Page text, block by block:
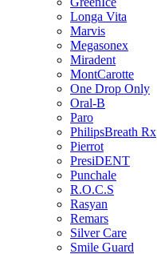
Longa Vita
Marvis
Megasonex
Miradent
MontCarotte
One Drop Only
Oral-B
Paro
PhilipsBreath Rx
Pierrot
PresiDENT
Punchale
R.O.C.S
Rasyan
Remars
Silver Care
Smile Guard